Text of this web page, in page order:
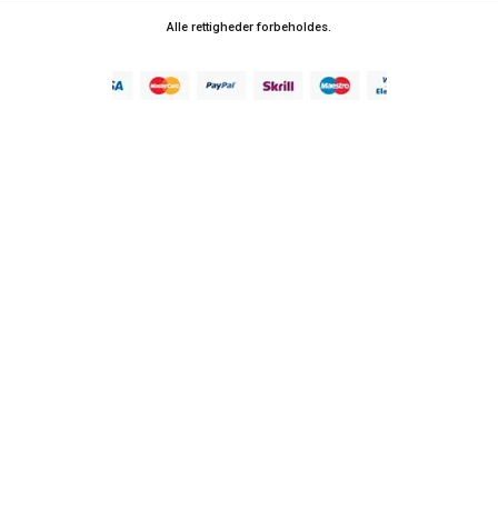
Alle rettigheder forbeholdes.